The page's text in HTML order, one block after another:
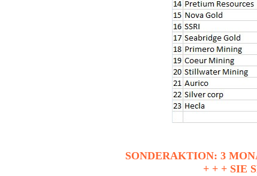
SONDERAKTION: 3
+ + + SIE